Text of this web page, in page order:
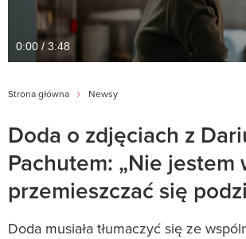
0:00 / 3:48
Strona główna Newsy
Doda o zdjęciach z
Pachutem: „Nie jestem
przemieszczać się
Doda musiała tłumaczyć się ze